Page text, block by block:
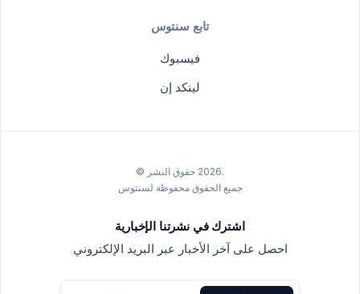
تابع سنتوس
فيسبوك
لينكد إن
.2026 حقوق النشر ©
جميع الحقوق محفوظة لسنتوس
اشترك في نشرتنا الإخبارية
احصل على آخر الأخبار عبر البريد الإلكتروني